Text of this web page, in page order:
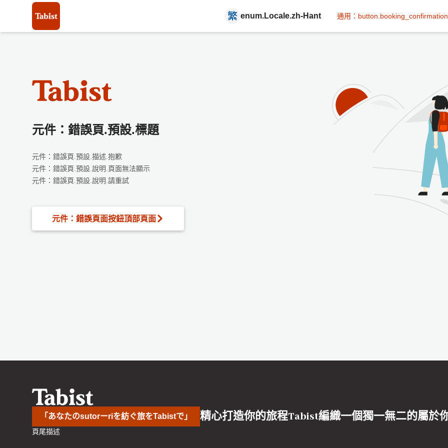
enum.Locale.zh-Hant 通用：button.booking_confirmation
元件：錯誤頁.預設.標題
元件：錯誤頁.預設.描述.抱歉
元件：錯誤頁.預設.說明.頁面無法顯示
元件：錯誤頁.預設.說明.請重試
元件：錯誤頁面按鈕頂部頁面
「あなたのsutorーriを紡ぐ旅をTabistで」 精心打造你的旅程Tabist編織一個獨一無二的屬於
頁尾描述